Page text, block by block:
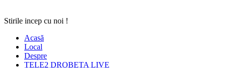
Stirile incep cu noi !
Acasă
Local
Despre
TELE2 DROBETA LIVE